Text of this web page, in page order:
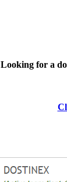
Looking for a